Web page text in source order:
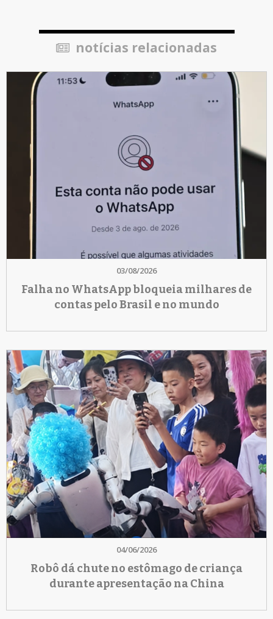
notícias relacionadas
03/08/2026
Falha no WhatsApp bloqueia milhares de
contas pelo Brasil e no mundo
04/06/2026
Robô dá chute no estômago de criança
durante apresentação na China